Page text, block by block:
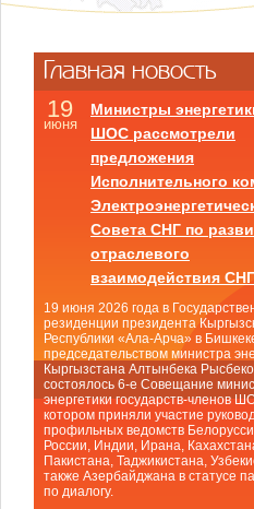
Главная новость
19
июня
Министры
ШОС рассмотрели
предложения
Исполнительного
Совета СНГ по
отраслевого
взаимодействия
19 июня 2026 года в
резиденции президента
Республики «Ала-Арча» в
председательством министра
Кыргызстана Алтынбека
состоялось 6-е Совещание
энергетики государств-членов
котором приняли участие
профильных ведомств
России, Индии, Ирана,
Пакистана, Таджикистана,
также Азербайджана в статусе
по диалогу.